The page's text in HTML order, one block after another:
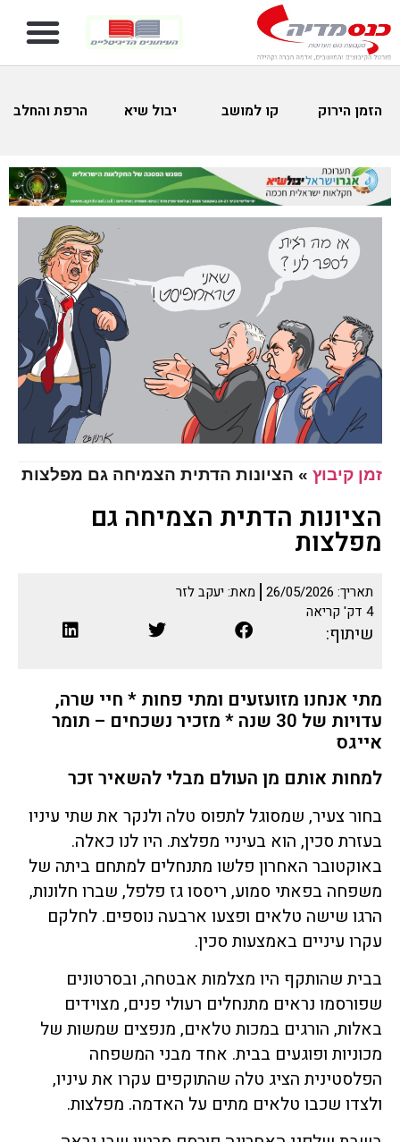
הזמן הירוק קו למושב יבול שיא הרפת והחלב
זמן קיבוץ » הציונות הדתית הצמיחה גם מפלצות
הציונות הדתית הצמיחה גם
מפלצות
תאריך: 26/05/2026 מאת: יעקב לזר
4 דק' קריאה
שיתוף:
מתי אנחנו מזועזעים ומתי פחות * חיי שרה,
עדויות של 30 שנה * מזכיר נשכחים – תומר
אייגס
למחות אותם מן העולם מבלי להשאיר זכר
בחור צעיר, שמסוגל לתפוס טלה ולנקר את שתי עיניו
בעזרת סכין, הוא בעיניי מפלצת. היו לנו כאלה.
באוקטובר האחרון פלשו מתנחלים למתחם ביתה של
משפחה בפאתי סמוע, ריססו גז פלפל, שברו חלונות,
הרגו שישה טלאים ופצעו ארבעה נוספים. לחלקם
עקרו עיניים באמצעות סכין.
בבית שהותקף היו מצלמות אבטחה, ובסרטונים
שפורסמו נראים מתנחלים רעולי פנים, מצוידים
באלות, הורגים במכות טלאים, מנפצים שמשות של
מכוניות ופוגעים בבית. אחד מבני המשפחה
הפלסטינית הציג טלה שהתוקפים עקרו את עיניו,
ולצדו שכבו טלאים מתים על האדמה. מפלצות.